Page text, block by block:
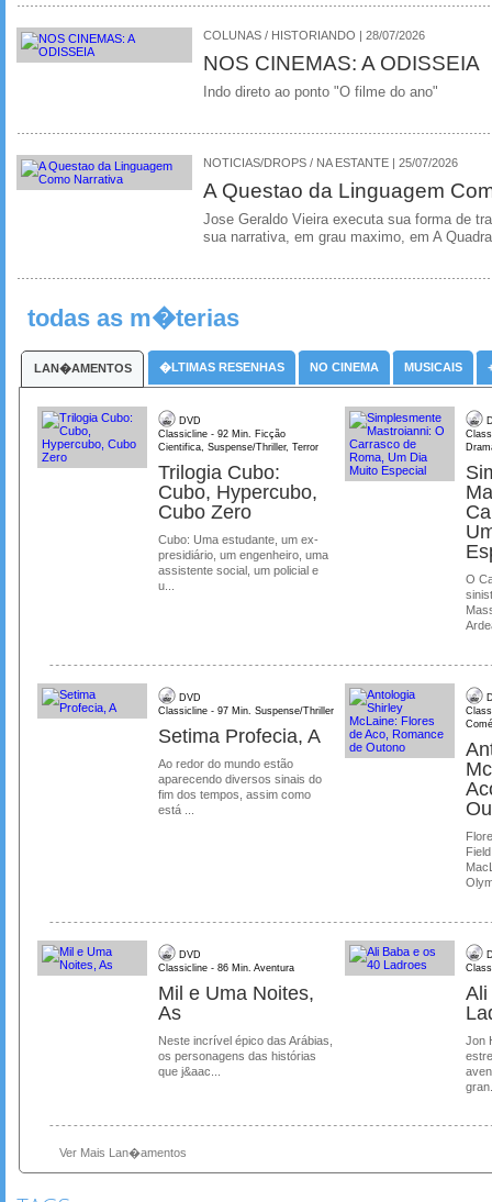
COLUNAS / HISTORIANDO | 28/07/2026
NOS CINEMAS: A ODISSEIA
Indo direto ao ponto "O filme do ano"
NOTICIAS/DROPS / NA ESTANTE | 25/07/2026
A Questao da Linguagem
Jose Geraldo Vieira executa sua forma de
sua narrativa, em grau maximo, em A
todas as m�terias
LAN�AMENTOS �LTIMAS RESENHAS NO CINEMA MUSICAIS
DVD
Classicline - 92 Min. Ficção
Cientifica, Suspense/Thriller, Terror
Trilogia Cubo:
Cubo, Hypercubo,
Cubo Zero
Cubo: Uma estudante, um ex-
presidiário, um engenheiro, uma
assistente social, um policial e
u...
O
DVD
Classicline - 97 Min. Suspense/Thriller
Setima Profecia, A
Ao redor do mundo estão
aparecendo diversos sinais do
fim dos tempos, assim como
está ...
DVD
Classicline - 86 Min. Aventura
Mil e Uma Noites,
As
Neste incrível épico das Arábias,
os personagens das histórias
que j&aac...
Ali
Jon
Ver Mais Lan�amentos